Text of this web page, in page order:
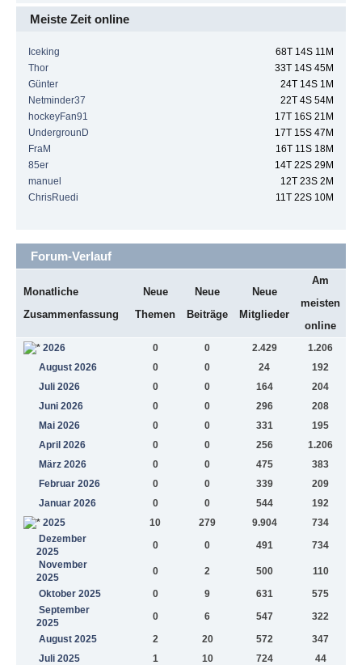
Meiste Zeit online
Iceking
68T 14S 11M
Thor
33T 14S 45M
Günter
24T 14S 1M
Netminder37
22T 4S 54M
hockeyFan91
17T 16S 21M
UndergrounD
17T 15S 47M
FraM
16T 11S 18M
85er
14T 22S 29M
manuel
12T 23S 2M
ChrisRuedi
11T 22S 10M
Forum-Verlauf
Monatliche
Zusammenfassung
Neue
Themen
Neue
Beiträge
Neue
Mitglieder
Am
meisten
online
2026 0 0 2.429
1.206
August 2026
0 0 24
192
Juli 2026
0 0 164
204
Juni 2026
0 0 296
208
Mai 2026
0 0 331
195
April 2026
0 0 256
1.206
März 2026
0 0 475
383
Februar 2026
0 0 339
209
Januar 2026
0 0 544
192
2025
10 279 9.904
734
Dezember
2025
0 0 491
734
November
2025
0 2 500
110
Oktober 2025
0 9 631
575
September
2025
0 6 547
322
August 2025
2 20 572
347
Juli 2025
1 10 724
44